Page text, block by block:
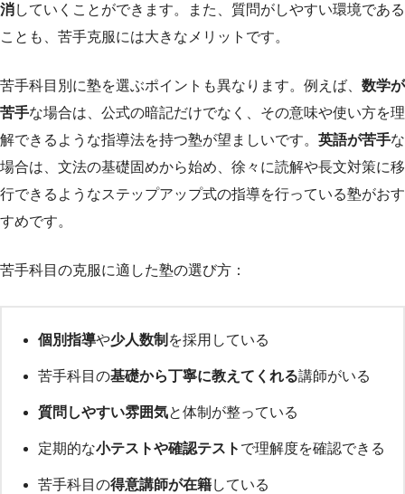
消していくことができます。また、質問がしやすい環境である
ことも、苦手克服には大きなメリットです。
苦手科目別に塾を選ぶポイントも異なります。例えば、 数学が
苦手な場合は、公式の暗記だけでなく、その意味や使い方を理
解できるような指導法を持つ塾が望ましいです。 英語が苦手な
場合は、文法の基礎固めから始め、徐々に読解や長文対策に移
行できるようなステップアップ式の指導を行っている塾がおす
すめです。
苦手科目の克服に適した塾の選び方：
個別指導や少人数制 を採用している
苦手科目の基礎から丁寧に教えてくれる講師がいる
質問しやすい雰囲気と体制が整っている
定期的な小テストや確認テスト で理解度を確認できる
苦手科目の得意講師が在籍している